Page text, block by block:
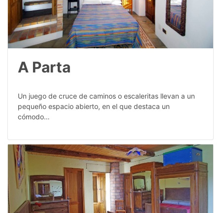
A Parta
Un juego de cruce de caminos o escaleritas llevan a un
pequeño espacio abierto, en el que destaca un
cómodo…